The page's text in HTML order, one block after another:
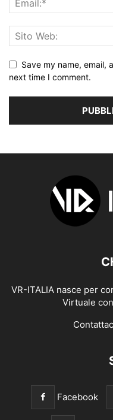
Save my name, email,
next time I comment.
VR-ITALIA nasce per
Virtuale
Facebook